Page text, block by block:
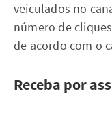
veiculados no
número de
de acordo com o
Receba por